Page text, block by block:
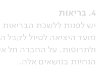
4. בריאות
יש לפנות ללשכת הבריאות
מועד היציאה לטיול לקבל
ולתרופות. על החברה חל
הנחיות בנושאים אלה.